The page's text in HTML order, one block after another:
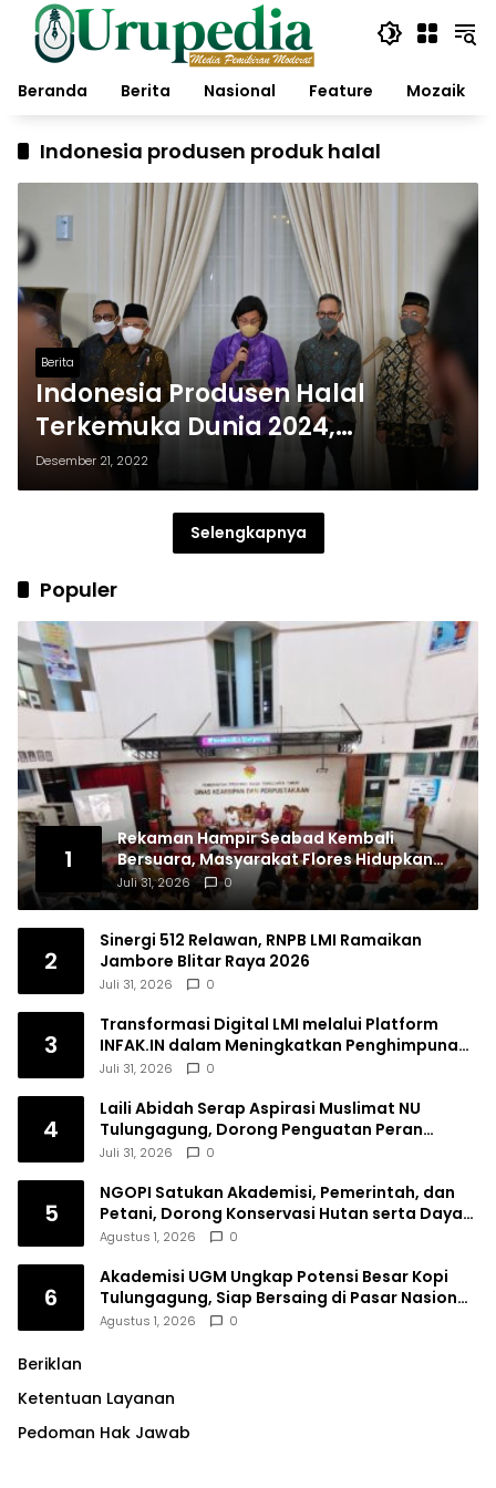
Langsung
konten
Beranda
Berita Nasional Feature Mozaik
Indonesia produsen produk halal
Berita
Indonesia Produsen Halal
Terkemuka Dunia 2024,
Kemenkeu Laporkan Progja
Komite
Desember 21, 2022
Selengkapnya
Populer
1
Rekaman Hampir Seabad Kembali
Bersuara, Masyarakat Flores Hidupkan
Lagi Ingatan Leluhur
Juli 31, 2026 0
2
Sinergi 512 Relawan, RNPB LMI Ramaikan
Jambore Blitar Raya 2026
Juli 31, 2026 0
3
Transformasi Digital LMI melalui Platform
INFAK.IN dalam Meningkatkan Penghimpunan
Dana Filantropi Islam
Juli 31, 2026 0
4
Laili Abidah Serap Aspirasi Muslimat NU
Tulungagung, Dorong Penguatan Peran
Perempuan
Juli 31, 2026 0
5
NGOPI Satukan Akademisi, Pemerintah, dan
Petani, Dorong Konservasi Hutan serta Daya
Saing Kopi Tulungagung
Agustus 1, 2026 0
6
Akademisi UGM Ungkap Potensi Besar Kopi
Tulungagung, Siap Bersaing di Pasar Nasional
hingga Dunia
Agustus 1, 2026 0
Beriklan
Ketentuan Layanan
Pedoman Hak Jawab